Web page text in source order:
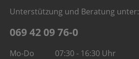
Unterstützung und Beratung unter:
069 42 09 76-0
Mo-Do
07:30 - 16:30 Uhr